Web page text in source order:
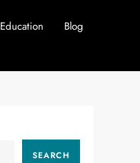
Education Blog
SEARCH